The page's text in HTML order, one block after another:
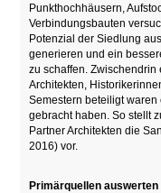
Punkthochhäusern,
Verbindungsbauten
Potenzial der Siedlung
generieren und ein
zu schaffen.
Architekten,
Semestern beteiligt
gebracht haben. So stellt
Partner Architekten die
2016) vor.
Primärquellen auswerten